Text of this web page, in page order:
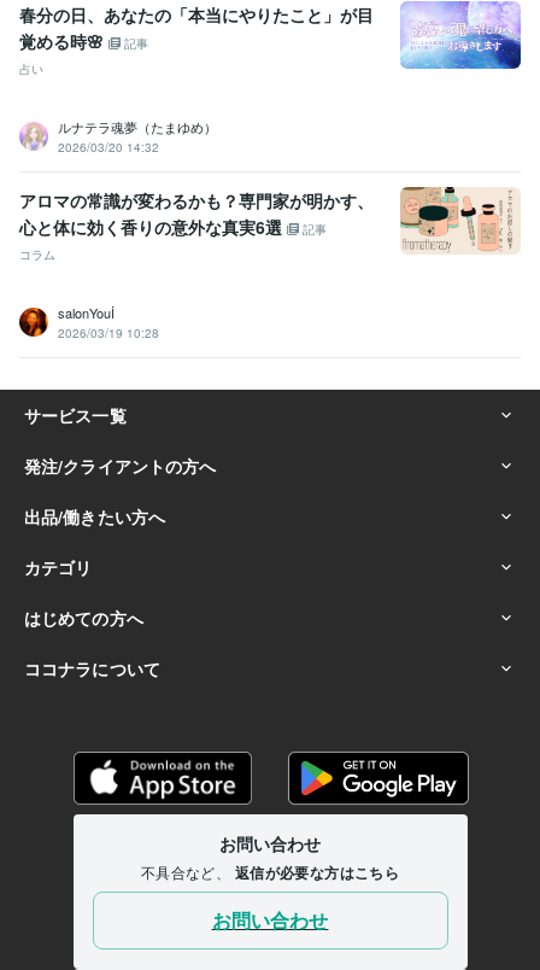
春分の日、あなたの「本当にやりたこと」が目
覚める時🌸
記事
占い
ルナテラ魂夢（たまゆめ）
2026/03/20 14:32
アロマの常識が変わるかも？専門家が明かす、
心と体に効く香りの意外な真実6選
記事
コラム
salonYouİ
2026/03/19 10:28